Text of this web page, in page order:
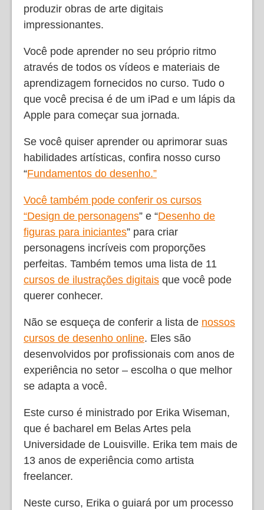
produzir obras de arte digitais
impressionantes.
Você pode aprender no seu próprio ritmo
através de todos os vídeos e materiais de
aprendizagem fornecidos no curso. Tudo o
que você precisa é de um iPad e um lápis da
Apple para começar sua jornada.
Se você quiser aprender ou aprimorar suas
habilidades artísticas, confira nosso curso
“Fundamentos do desenho.”
Você também pode conferir os cursos
“Design de personagens” e “Desenho de
figuras para iniciantes” para criar
personagens incríveis com proporções
perfeitas. Também temos uma lista de 11
cursos de ilustrações digitais que você pode
querer conhecer.
Não se esqueça de conferir a lista de nossos
cursos de desenho online. Eles são
desenvolvidos por profissionais com anos de
experiência no setor – escolha o que melhor
se adapta a você.
Este curso é ministrado por Erika Wiseman,
que é bacharel em Belas Artes pela
Universidade de Louisville. Erika tem mais de
13 anos de experiência como artista
freelancer.
Neste curso, Erika o guiará por um processo